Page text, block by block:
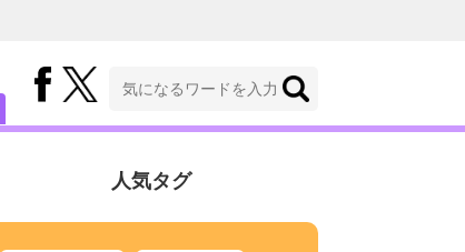
人気タグ